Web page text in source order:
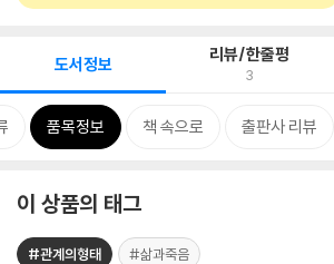
도서정보 리뷰/한줄평
3
품목정보 책 속으로 출판사 리뷰
이 상품의 태그
#관계의형태 #삶과죽음